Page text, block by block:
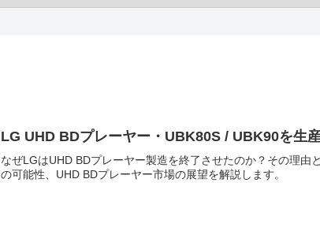
LG UHD BDプレーヤー・UBK80S / UBK90を生
なぜLGはUHD BDプレーヤー製造を終了させたのか？その理由
の可能性、UHD BDプレーヤー市場の展望を解説します。